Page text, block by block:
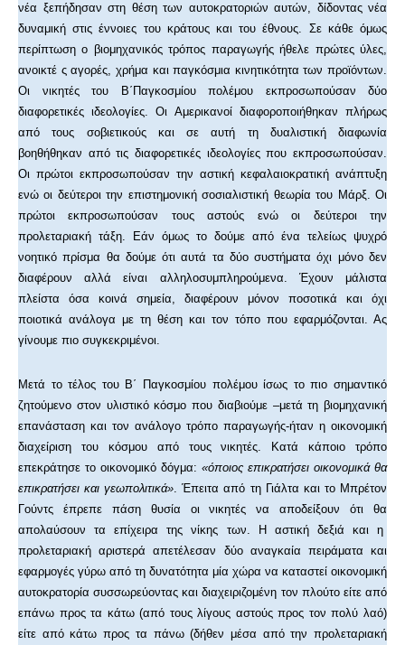
νέα ξεπήδησαν στη θέση των αυτοκρατοριών αυτών, δίδοντας νέα
δυναμική στις έννοιες του κράτους και του έθνους. Σε κάθε όμως
περίπτωση ο βιομηχανικός τρόπος παραγωγής ήθελε πρώτες ύλες,
ανοικτέ ς αγορές, χρήμα και παγκόσμια κινητικότητα των προϊόντων.
Οι νικητές του Β΄Παγκοσμίου πολέμου εκπροσωπούσαν δύο
διαφορετικές ιδεολογίες. Οι Αμερικανοί διαφοροποιήθηκαν πλήρως
από τους σοβιετικούς και σε αυτή τη δυαλιστική διαφωνία
βοηθήθηκαν από τις διαφορετικές ιδεολογίες που εκπροσωπούσαν.
Οι πρώτοι εκπροσωπούσαν την αστική κεφαλαιοκρατική ανάπτυξη
ενώ οι δεύτεροι την επιστημονική σοσιαλιστική θεωρία του Μάρξ. Οι
πρώτοι εκπροσωπούσαν τους αστούς ενώ οι δεύτεροι την
προλεταριακή τάξη. Εάν όμως το δούμε από ένα τελείως ψυχρό
νοητικό πρίσμα θα δούμε ότι αυτά τα δύο συστήματα όχι μόνο δεν
διαφέρουν αλλά είναι αλληλοσυμπληρούμενα. Έχουν μάλιστα
πλείστα όσα κοινά σημεία, διαφέρουν μόνον ποσοτικά και όχι
ποιοτικά ανάλογα με τη θέση και τον τόπο που εφαρμόζονται. Ας
γίνουμε πιο συγκεκριμένοι.
Μετά το τέλος του Β΄ Παγκοσμίου πολέμου ίσως το πιο σημαντικό
ζητούμενο στον υλιστικό κόσμο που διαβιούμε –μετά τη βιομηχανική
επανάσταση και τον ανάλογο τρόπο παραγωγής-ήταν η οικονομική
διαχείριση του κόσμου από τους νικητές. Κατά κάποιο τρόπο
επεκράτησε το οικονομικό δόγμα: «όποιος επικρατήσει οικονομικά θα
επικρατήσει και γεωπολιτικά». Έπειτα από τη Γιάλτα και το Μπρέτον
Γούντς έπρεπε πάση θυσία οι νικητές να αποδείξουν ότι θα
απολαύσουν τα επίχειρα της νίκης των. Η αστική δεξιά και η
προλεταριακή αριστερά απετέλεσαν δύο αναγκαία πειράματα και
εφαρμογές γύρω από τη δυνατότητα μία χώρα να καταστεί οικονομική
αυτοκρατορία συσσωρεύοντας και διαχειριζομένη τον πλούτο είτε από
επάνω προς τα κάτω (από τους λίγους αστούς προς τον πολύ λαό)
είτε από κάτω προς τα πάνω (δήθεν μέσα από την προλεταριακή